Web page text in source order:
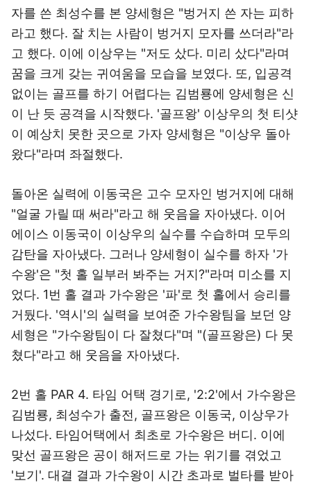
자를 쓴 최성수를 본 양세형은 "벙거지 쓴 자는 피하
라고 했다. 잘 치는 사람이 벙거지 모자를 쓰더라"라
고 했다. 이에 이상우는 "저도 샀다. 미리 샀다"라며
꿈을 크게 갖는 귀여움을 모습을 보였다. 또, 입공격
없이는 골프를 하기 어렵다는 김범룡에 양세형은 신
이 난 듯 공격을 시작했다. '골프왕' 이상우의 첫 티샷
이 예상치 못한 곳으로 가자 양세형은 "이상우 돌아
왔다"라며 좌절했다.
돌아온 실력에 이동국은 고수 모자인 벙거지에 대해
"얼굴 가릴 때 써라"라고 해 웃음을 자아냈다. 이어
에이스 이동국이 이상우의 실수를 수습하며 모두의
감탄을 자아냈다. 그러나 양세형이 실수를 하자 '가
수왕'은 "첫 홀 일부러 봐주는 거지?"라며 미소를 지
었다. 1번 홀 결과 가수왕은 '파'로 첫 홀에서 승리를
거뒀다. '역시'의 실력을 보여준 가수왕팀을 보던 양
세형은 "가수왕팀이 다 잘쳤다"며 "(골프왕은) 다 못
쳤다"라고 해 웃음을 자아냈다.
2번 홀 PAR 4. 타임 어택 경기로, '2:2'에서 가수왕은
김범룡, 최성수가 출전, 골프왕은 이동국, 이상우가
나섰다. 타임어택에서 최초로 가수왕은 버디. 이에
맞선 골프왕은 공이 해저드로 가는 위기를 겪었고
'보기'. 대결 결과 가수왕이 시간 초과로 벌타를 받아